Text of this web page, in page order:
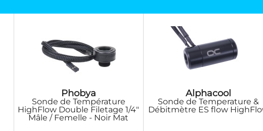
Phobya
Sonde de Température
HighFlow Double Filetage 1/4"
Mâle / Femelle - Noir Mat
Alphacool
Sonde de Temperature &
Débitmètre ES flow